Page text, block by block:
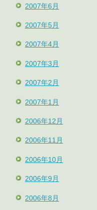
2007年6月
2007年5月
2007年4月
2007年3月
2007年2月
2007年1月
2006年12月
2006年11月
2006年10月
2006年9月
2006年8月